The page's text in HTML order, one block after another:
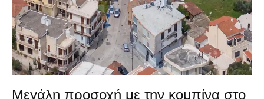
Μεγάλη προσοχή με την κομπίνα στο